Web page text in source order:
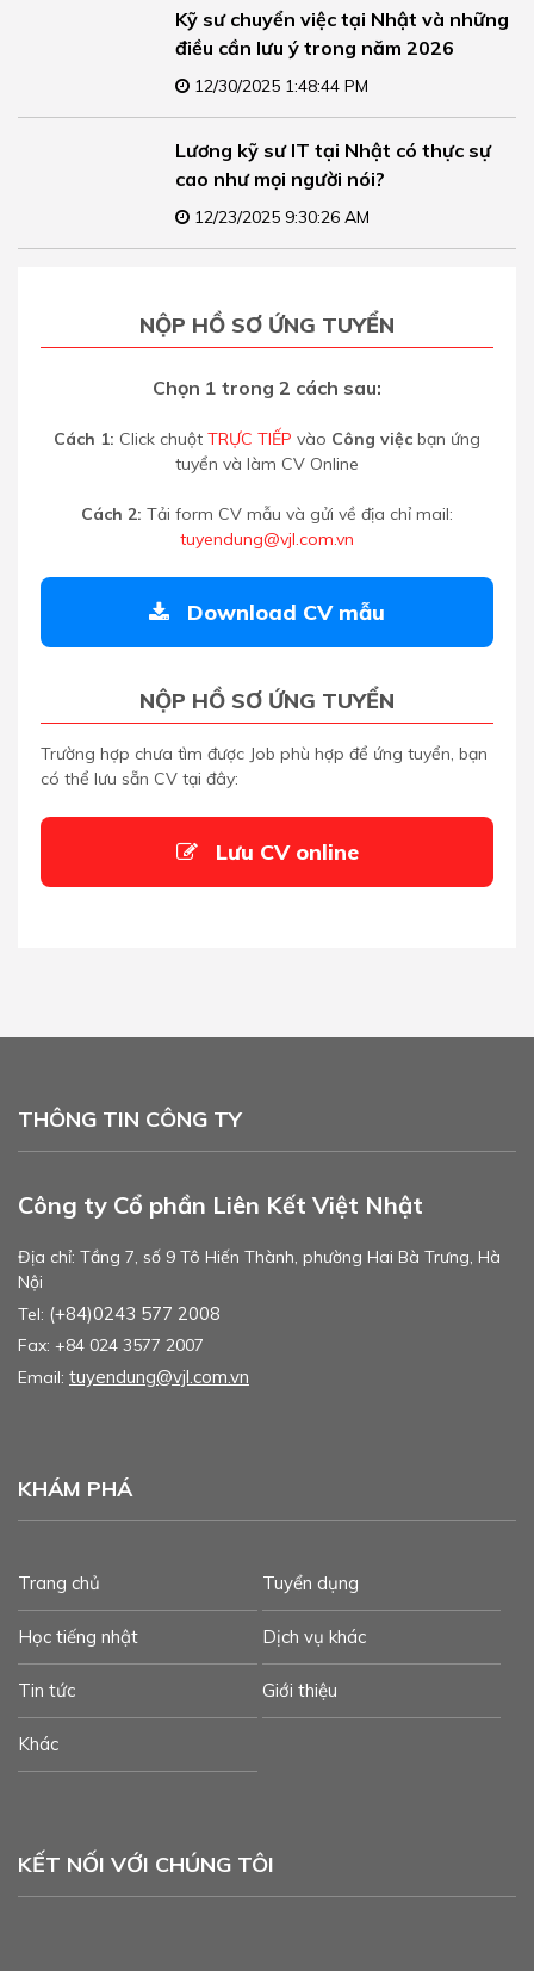
Kỹ sư chuyển việc tại Nhật và những
điều cần lưu ý trong năm 2026
12/30/2025 1:48:44 PM
Lương kỹ sư IT tại Nhật có thực sự
cao như mọi người nói?
12/23/2025 9:30:26 AM
NỘP HỒ SƠ ỨNG TUYỂN
Chọn 1 trong 2 cách sau:
Cách 1: Click chuột TRỰC TIẾP vào Công việc bạn ứng
tuyển và làm CV Online
Cách 2: Tải form CV mẫu và gửi về địa chỉ mail:
tuyendung@vjl.com.vn
Download CV mẫu
NỘP HỒ SƠ ỨNG TUYỂN
Trường hợp chưa tìm được Job phù hợp để ứng tuyển, bạn
có thể lưu sẵn CV tại đây:
Lưu CV online
THÔNG TIN CÔNG TY
Công ty Cổ phần Liên Kết Việt Nhật
Địa chỉ: Tầng 7, số 9 Tô Hiến Thành, phường Hai Bà Trưng, Hà
Nội
Tel: (+84)0243 577 2008
Fax: +84 024 3577 2007
Email: tuyendung@vjl.com.vn
KHÁM PHÁ
Trang chủ Tuyển dụng
Học tiếng nhật Dịch vụ khác
Tin tức Giới thiệu
Khác
KẾT NỐI VỚI CHÚNG TÔI